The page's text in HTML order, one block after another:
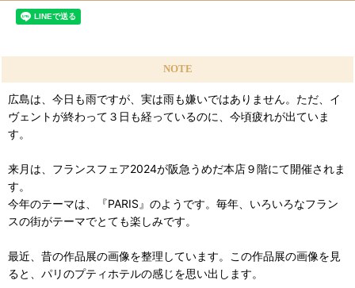
NOTE
広島は、今日も雨ですが、実は雨も嫌いではありません。ただ、イ
ヴェントが終わって３日も経っているのに、今頃疲れが出ていま
す。
来月は、フランスフェア2024が阪急うめだ本店９階にて開催されま
す。
今年のテーマは、『PARIS』のようです。毎年、いろいろなフラン
スの街がテーマでとても楽しみです。
最近、昔の作品展の画像を整理しています。この作品展の画像を見
ると、パリのプティホテルの感じを思い出します。